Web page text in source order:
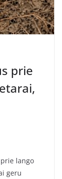
prie
lango
geru